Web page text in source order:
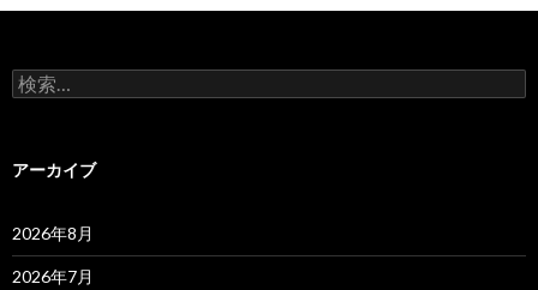
検
索:
アーカイブ
2026年8月
2026年7月